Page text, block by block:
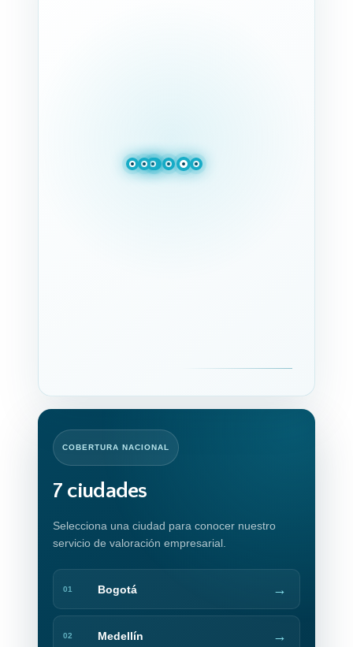
COBERTURA NACIONAL
7 ciudades
Selecciona una ciudad para conocer nuestro
servicio de valoración empresarial.
01 Bogotá →
02 Medellín →